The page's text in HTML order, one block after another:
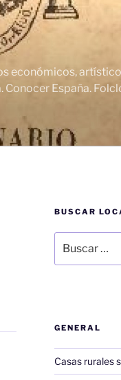
económicos,
España.
BUSCAR
por:
GENERAL
Casas rurales